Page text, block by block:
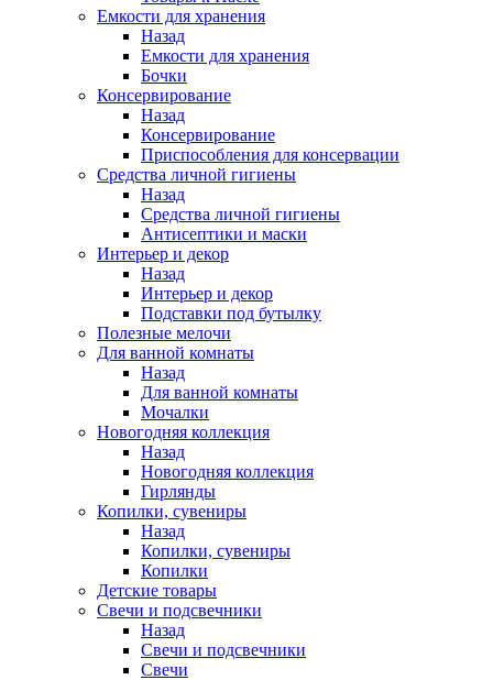
Емкости для хранения
Назад
Емкости для хранения
Бочки
Консервирование
Назад
Консервирование
Приспособления для консервации
Средства личной гигиены
Назад
Средства личной гигиены
Антисептики и маски
Интерьер и декор
Назад
Интерьер и декор
Подставки под бутылку
Полезные мелочи
Для ванной комнаты
Назад
Для ванной комнаты
Мочалки
Новогодняя коллекция
Назад
Новогодняя коллекция
Гирлянды
Копилки, сувениры
Назад
Копилки, сувениры
Копилки
Детские товары
Свечи и подсвечники
Назад
Свечи и подсвечники
Свечи